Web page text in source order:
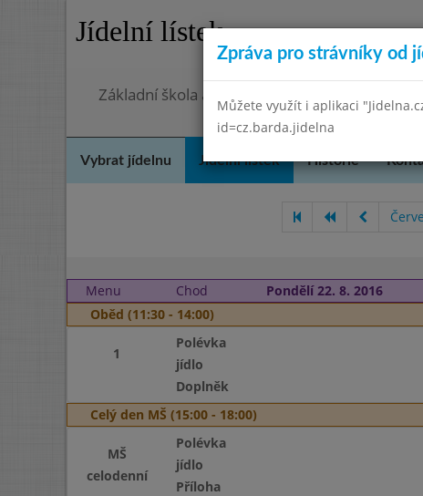
Jídelní lístek
Základní škola a mateřská škola Chmelnice,
Vybrat jídelnu Jídelní lístek Historie
Menu
Chod Pondělí 22. 8. 2016
Oběd (11:30 - 14:00)
1
Polévka
jídlo
Doplněk
Celý den MŠ (15:00 - 18:00)
MŠ
celodenní
Polévka
jídlo
Příloha
Zpráva pro strávníky od
Můžete využít i aplikaci
id=cz.barda.jidelna